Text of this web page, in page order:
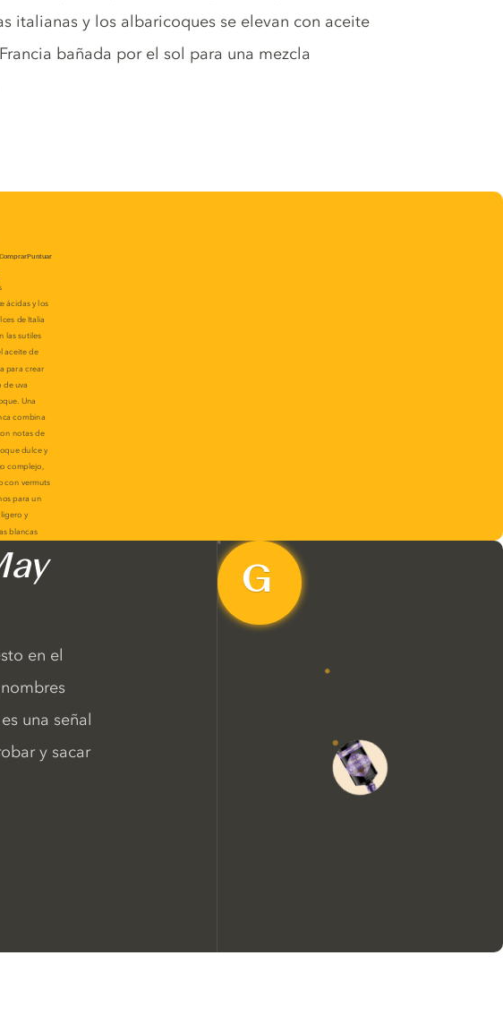
italianas y los albaricoques se elevan con aceite
bañada por el sol para una mezcla
en el
una señal
y sacar